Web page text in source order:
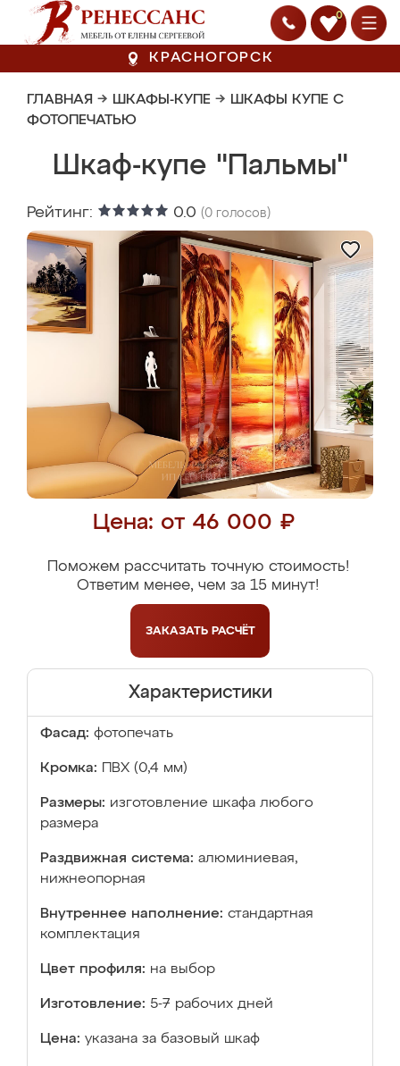
0
КРАСНОГОРСК
ГЛАВНАЯ → ШКАФЫ-КУПЕ → ШКАФЫ КУПЕ С
ФОТОПЕЧАТЬЮ
Шкаф-купе "Пальмы"
Рейтинг: 0.0 (0 голосов)
Цена: от 46 000 ₽
Поможем рассчитать точную стоимость!
Ответим менее, чем за 15 минут!
ЗАКАЗАТЬ РАСЧЁТ
Характеристики
Фасад: фотопечать
Кромка: ПВХ (0,4 мм)
Размеры: изготовление шкафа любого
размера
Раздвижная система: алюминиевая,
нижнеопорная
Внутреннее наполнение: стандартная
комплектация
Цвет профиля: на выбор
Изготовление: 5-7 рабочих дней
Цена: указана за базовый шкаф